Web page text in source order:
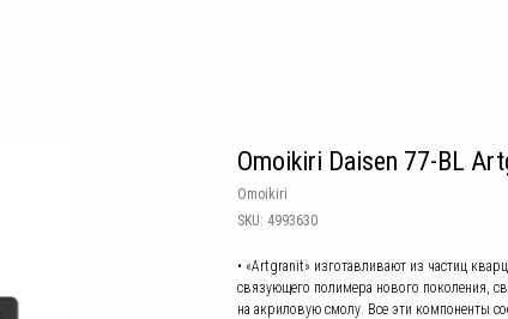
Omoikiri Daisen 77-BL
Omoikiri
SKU: 4993630
• «Artgranit» изготавливают из частиц
связующего полимера нового поколения,
на акриловую смолу. Все эти компоненты